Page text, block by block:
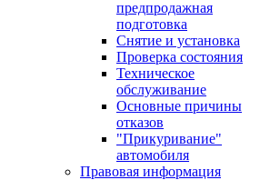
предпродажная
подготовка
Снятие и установка
Проверка состояния
Техническое
обслуживание
Основные причины
отказов
"Прикуривание"
автомобиля
Правовая информация